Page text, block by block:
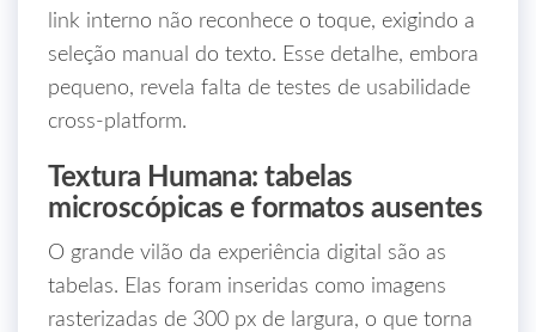
link interno não reconhece o toque, exigindo a
seleção manual do texto. Esse detalhe, embora
pequeno, revela falta de testes de usabilidade
cross‑platform.
Textura Humana: tabelas
microscópicas e formatos ausentes
O grande vilão da experiência digital são as
tabelas. Elas foram inseridas como imagens
rasterizadas de 300 px de largura, o que torna